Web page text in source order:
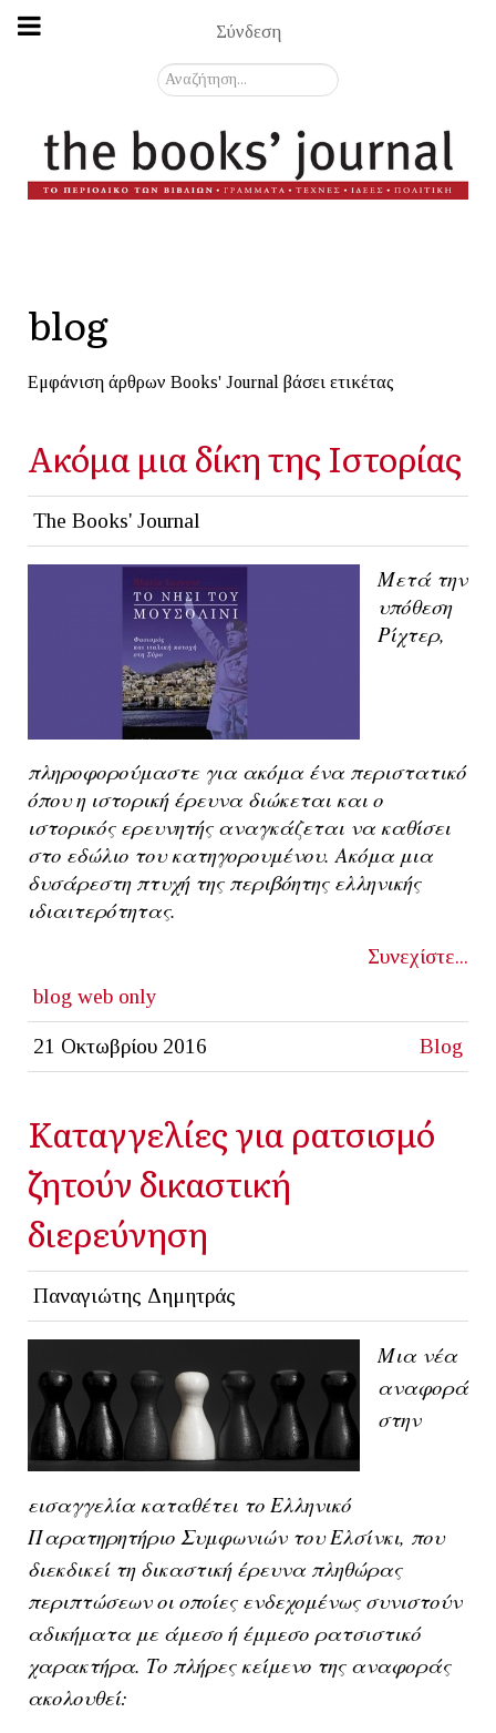
Σύνδεση
Αναζήτηση...
blog
Εμφάνιση άρθρων Books' Journal βάσει ετικέτας
Ακόμα μια δίκη της Ιστορίας
The Books' Journal
Μετά την
υπόθεση
Ρίχτερ,
πληροφορούμαστε για ακόμα ένα περιστατικό
όπου η ιστορική έρευνα διώκεται και ο
ιστορικός ερευνητής αναγκάζεται να καθίσει
στο εδώλιο του κατηγορουμένου. Ακόμα μια
δυσάρεστη πτυχή της περιβόητης ελληνικής
ιδιαιτερότητας.
Συνεχίστε...
blog web only
21 Οκτωβρίου 2016 Blog
Καταγγελίες για ρατσισμό
ζητούν δικαστική
διερεύνηση
Παναγιώτης Δημητράς
Μια νέα
αναφορά
στην
εισαγγελία καταθέτει το Ελληνικό
Παρατηρητήριο Συμφωνιών του Ελσίνκι, που
διεκδικεί τη δικαστική έρευνα πληθώρας
περιπτώσεων oι οποίες ενδεχομένως συνιστούν
αδικήματα με άμεσο ή έμμεσο ρατσιστικό
χαρακτήρα. Το πλήρες κείμενο της αναφοράς
ακολουθεί: